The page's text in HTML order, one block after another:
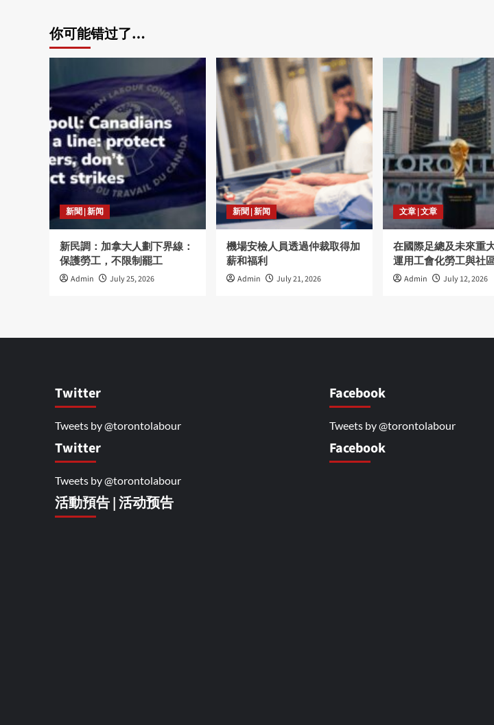
你可能错过了…
新聞 | 新闻
新民調：加拿大人劃下界線：
保護勞工，不限制罷工
Admin July 25, 2026
新聞 | 新闻
機場安檢人員透過仲裁取得加
薪和福利
Admin July 21, 2026
文章 | 文章
在國際足總及未來重
運用工會化勞工與社
Admin July 12, 2026
Twitter
Tweets by @torontolabour
Twitter
Tweets by @torontolabour
Facebook
Tweets by @torontolabour
Facebook
活動預告 | 活动预告